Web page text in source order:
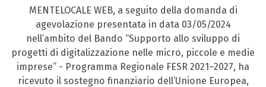
MENTELOCALE WEB, a seguito della domanda di
agevolazione presentata in data 03/05/2024
nell’ambito del Bando “Supporto allo sviluppo di
progetti di digitalizzazione nelle micro, piccole e medie
imprese” - Programma Regionale FESR 2021–2027, ha
ricevuto il sostegno finanziario dell’Unione Europea,